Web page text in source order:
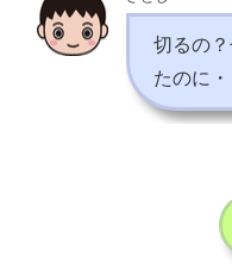
切るの
たのに・